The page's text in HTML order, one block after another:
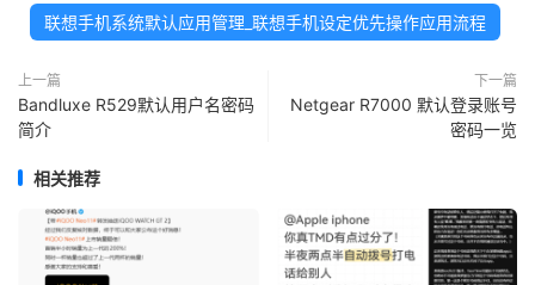
联想手机系统默认应用管理_联想手机设定优先操作应用流程
上一篇
Bandluxe R529默认用户名密码
简介
下一篇
Netgear R7000 默认登录账号
密码一览
相关推荐